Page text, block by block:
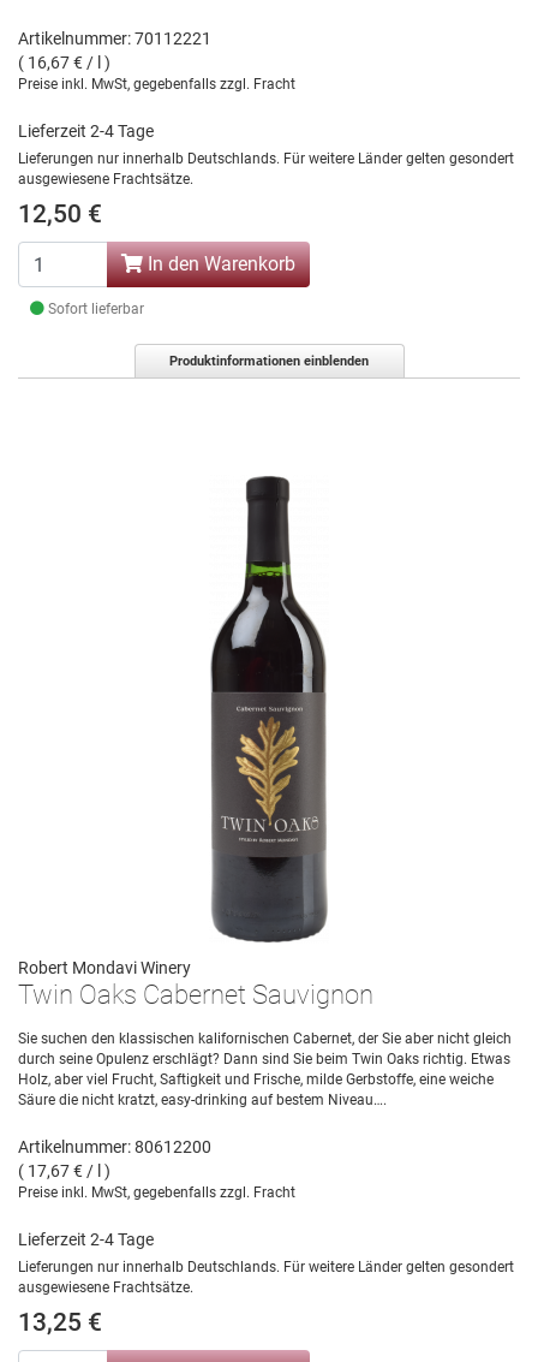
Artikelnummer: 70112221
( 16,67 € / l )
Preise inkl. MwSt, gegebenfalls zzgl. Fracht
Lieferzeit 2-4 Tage
Lieferungen nur innerhalb Deutschlands. Für weitere Länder gelten gesondert
ausgewiesene Frachtsätze.
12,50 €
In den Warenkorb
Sofort lieferbar
Produktinformationen einblenden
Robert Mondavi Winery
Twin Oaks Cabernet Sauvignon
Sie suchen den klassischen kalifornischen Cabernet, der Sie aber nicht gleich
durch seine Opulenz erschlägt? Dann sind Sie beim Twin Oaks richtig. Etwas
Holz, aber viel Frucht, Saftigkeit und Frische, milde Gerbstoffe, eine weiche
Säure die nicht kratzt, easy-drinking auf bestem Niveau….
Artikelnummer: 80612200
( 17,67 € / l )
Preise inkl. MwSt, gegebenfalls zzgl. Fracht
Lieferzeit 2-4 Tage
Lieferungen nur innerhalb Deutschlands. Für weitere Länder gelten gesondert
ausgewiesene Frachtsätze.
13,25 €